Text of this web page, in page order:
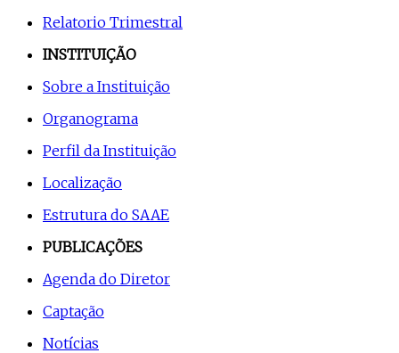
Relatorio Trimestral
INSTITUIÇÃO
Sobre a Instituição
Organograma
Perfil da Instituição
Localização
Estrutura do SAAE
PUBLICAÇÕES
Agenda do Diretor
Captação
Notícias